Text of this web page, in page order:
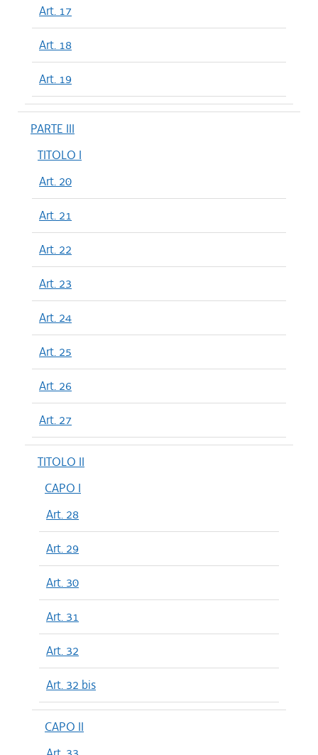
Art. 17
Art. 18
Art. 19
PARTE III
TITOLO I
Art. 20
Art. 21
Art. 22
Art. 23
Art. 24
Art. 25
Art. 26
Art. 27
TITOLO II
CAPO I
Art. 28
Art. 29
Art. 30
Art. 31
Art. 32
Art. 32 bis
CAPO II